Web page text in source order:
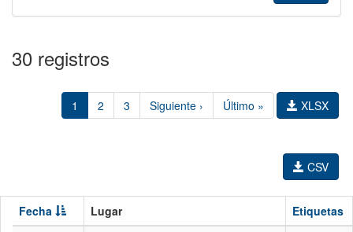
30 registros
1 2 3 Siguiente › Último » XLSX
CSV
Fecha Lugar
Etiquetas